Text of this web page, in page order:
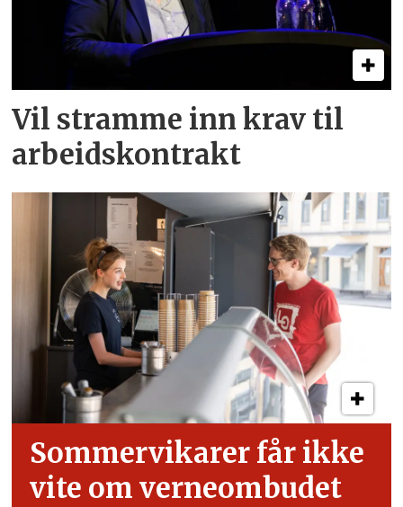
Vil stramme inn krav til
arbeids­kontrakt
Sommervikarer får ikke
vite om verneombudet